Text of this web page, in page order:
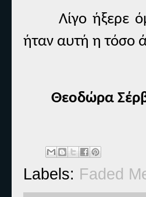
Λίγο ήξερε
ήταν αυτή η τόσο
Θεοδώρα
Labels: Faded